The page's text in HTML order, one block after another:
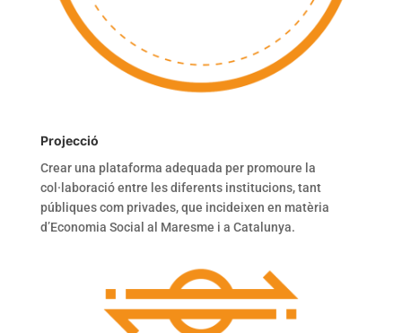
Projecció
Crear una plataforma adequada per promoure la
col·laboració entre les diferents institucions, tant
públiques com privades, que incideixen en matèria
d’Economia Social al Maresme i a Catalunya.